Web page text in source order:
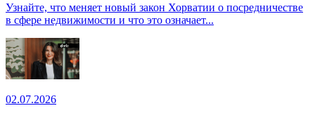
Узнайте, что меняет новый закон Хорватии о посредничестве
в сфере недвижимости и что это означает...
02.07.2026